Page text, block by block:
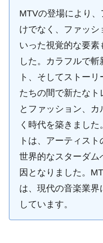
MTVの登場により
けでなく、ファッシ
いった視覚的な要素
した。カラフルで
ト、そしてストー
たちの間で新たな
とファッション、
く時代を築きまし
トは、アーティスト
世界的なスターダ
因となりました。
は、現代の音楽業
しています。